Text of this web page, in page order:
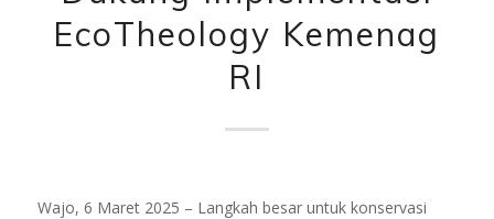
EcoTheology Kemenag
RI
Wajo, 6 Maret 2025 – Langkah besar untuk konservasi